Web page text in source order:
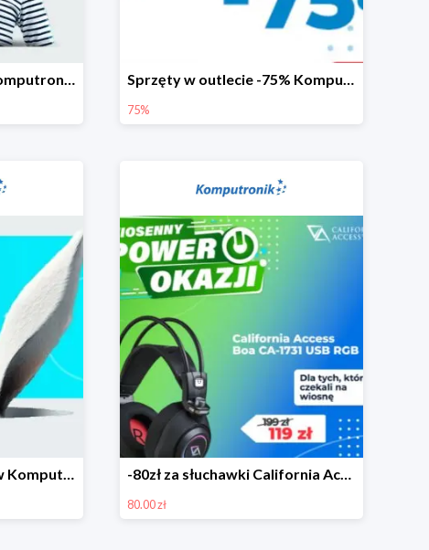
Komunijne okazje w Komputronik do -1500 zł Sprzęty w outlecie -75% Komputronik.pl
75%
Okazje na Wielkanoc w Komputronik do -500 zł -80zł za słuchawki California Access Boa
80.00 zł